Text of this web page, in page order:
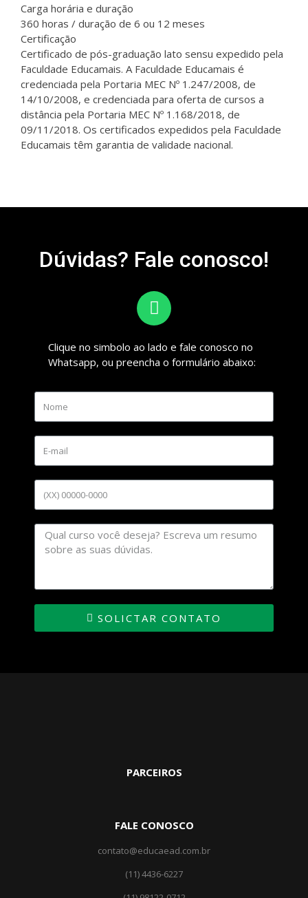
Carga horária e duração
360 horas / duração de 6 ou 12 meses
Certificação
Certificado de pós-graduação lato sensu expedido pela
Faculdade Educamais. A Faculdade Educamais é
credenciada pela Portaria MEC Nº 1.247/2008, de
14/10/2008, e credenciada para oferta de cursos a
distância pela Portaria MEC Nº 1.168/2018, de
09/11/2018. Os certificados expedidos pela Faculdade
Educamais têm garantia de validade nacional.
Dúvidas? Fale conosco!
Clique no simbolo ao lado e fale conosco no
Whatsapp, ou preencha o formulário abaixo:
SOLICTAR CONTATO
PARCEIROS
FALE CONOSCO
contato@educaead.com.br
(11) 4436-6227